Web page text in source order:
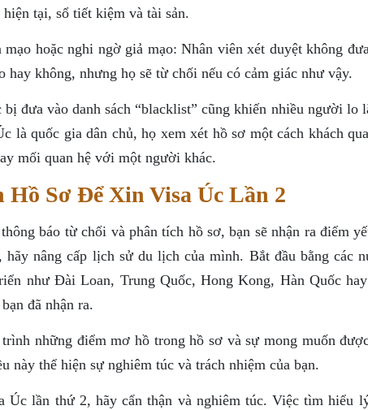
tại, sổ tiết kiệm và tài sản.
mạo hoặc nghi ngờ giả mạo: Nhân viên xét duyệt không
hay không, nhưng họ sẽ từ chối nếu có cảm giác như vậy.
đưa vào danh sách “blacklist” cũng khiến nhiều người lo
là quốc gia dân chủ, họ xem xét hồ sơ một cách khách
mối quan hệ với một người khác.
Hồ Sơ Để Xin Visa Úc Lần 2
báo từ chối và phân tích hồ sơ, bạn sẽ nhận ra điểm
hãy nâng cấp lịch sử du lịch của mình. Bắt đầu bằng các
như Đài Loan, Trung Quốc, Hong Kong, Hàn Quốc
đã nhận ra.
những điểm mơ hồ trong hồ sơ và sự mong muốn
này thể hiện sự nghiêm túc và trách nhiệm của bạn.
Úc lần thứ 2, hãy cẩn thận và nghiêm túc. Việc tìm hiểu